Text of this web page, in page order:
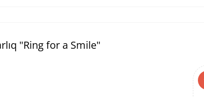
"Ring for a Smile"